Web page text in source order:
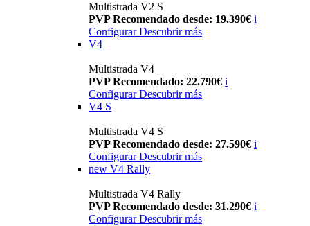
Multistrada V2 S
PVP Recomendado desde: 19.390€ i
Configurar Descubrir más
V4
Multistrada V4
PVP Recomendado: 22.790€ i
Configurar Descubrir más
V4 S
Multistrada V4 S
PVP Recomendado desde: 27.590€ i
Configurar Descubrir más
new V4 Rally
Multistrada V4 Rally
PVP Recomendado desde: 31.290€ i
Configurar Descubrir más